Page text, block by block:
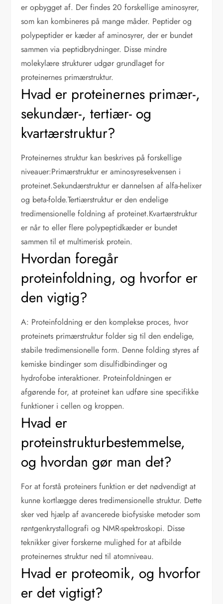
er opbygget af. Der findes 20 forskellige aminosyrer,
som kan kombineres på mange måder. Peptider og
polypeptider er kæder af aminosyrer, der er bundet
sammen via peptidbrydninger. Disse mindre
molekylære strukturer udgør grundlaget for
proteinernes primærstruktur.
Hvad er proteinernes primær-,
sekundær-, tertiær- og
kvartærstruktur?
Proteinernes struktur kan beskrives på forskellige
niveauer:Primærstruktur er aminosyresekvensen i
proteinet.Sekundærstruktur er dannelsen af alfa-helixer
og beta-folde.Tertiærstruktur er den endelige
tredimensionelle foldning af proteinet.Kvartærstruktur
er når to eller flere polypeptidkæder er bundet
sammen til et multimerisk protein.
Hvordan foregår
proteinfoldning, og hvorfor er
den vigtig?
A: Proteinfoldning er den komplekse proces, hvor
proteinets primærstruktur folder sig til den endelige,
stabile tredimensionelle form. Denne folding styres af
kemiske bindinger som disulfidbindinger og
hydrofobe interaktioner. Proteinfoldningen er
afgørende for, at proteinet kan udføre sine specifikke
funktioner i cellen og kroppen.
Hvad er
proteinstrukturbestemmelse,
og hvordan gør man det?
For at forstå proteiners funktion er det nødvendigt at
kunne kortlægge deres tredimensionelle struktur. Dette
sker ved hjælp af avancerede biofysiske metoder som
røntgenkrystallografi og NMR-spektroskopi. Disse
teknikker giver forskerne mulighed for at afbilde
proteinernes struktur ned til atomniveau.
Hvad er proteomik, og hvorfor
er det vigtigt?